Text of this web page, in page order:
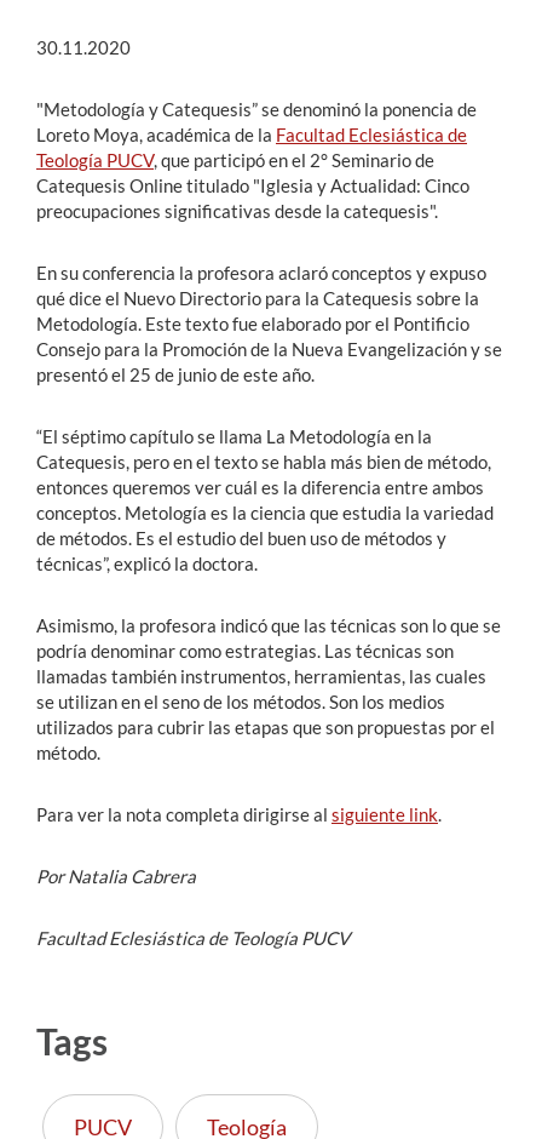
30.11.2020
"Metodología y Catequesis” se denominó la ponencia de
Loreto Moya, académica de la Facultad Eclesiástica de
Teología PUCV, que participó en el 2° Seminario de
Catequesis Online titulado "Iglesia y Actualidad: Cinco
preocupaciones significativas desde la catequesis".
En su conferencia la profesora aclaró conceptos y expuso
qué dice el Nuevo Directorio para la Catequesis sobre la
Metodología. Este texto fue elaborado por el Pontificio
Consejo para la Promoción de la Nueva Evangelización y se
presentó el 25 de junio de este año.
“El séptimo capítulo se llama La Metodología en la
Catequesis, pero en el texto se habla más bien de método,
entonces queremos ver cuál es la diferencia entre ambos
conceptos. Metología es la ciencia que estudia la variedad
de métodos. Es el estudio del buen uso de métodos y
técnicas”, explicó la doctora.
Asimismo, la profesora indicó que las técnicas son lo que se
podría denominar como estrategias. Las técnicas son
llamadas también instrumentos, herramientas, las cuales
se utilizan en el seno de los métodos. Son los medios
utilizados para cubrir las etapas que son propuestas por el
método.
Para ver la nota completa dirigirse al siguiente link.
Por Natalia Cabrera
Facultad Eclesiástica de Teología PUCV
Tags
PUCV Teología